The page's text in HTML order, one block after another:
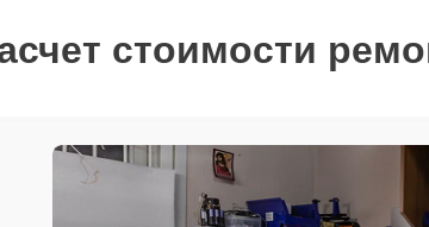
стоимости